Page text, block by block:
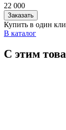
22 000
Заказать
Купить в один
В каталог
С этим